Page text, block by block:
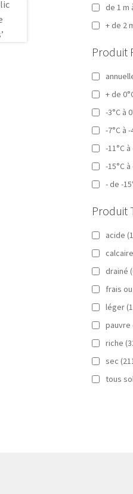
de 1 m
+ de 2
Produit
+ de
-3°C à
-7°C à -
-11°C à
-15°C à
- de -
Produit
acide
calcaire
drainé
frais
léger
pauvre
riche
sec
tous